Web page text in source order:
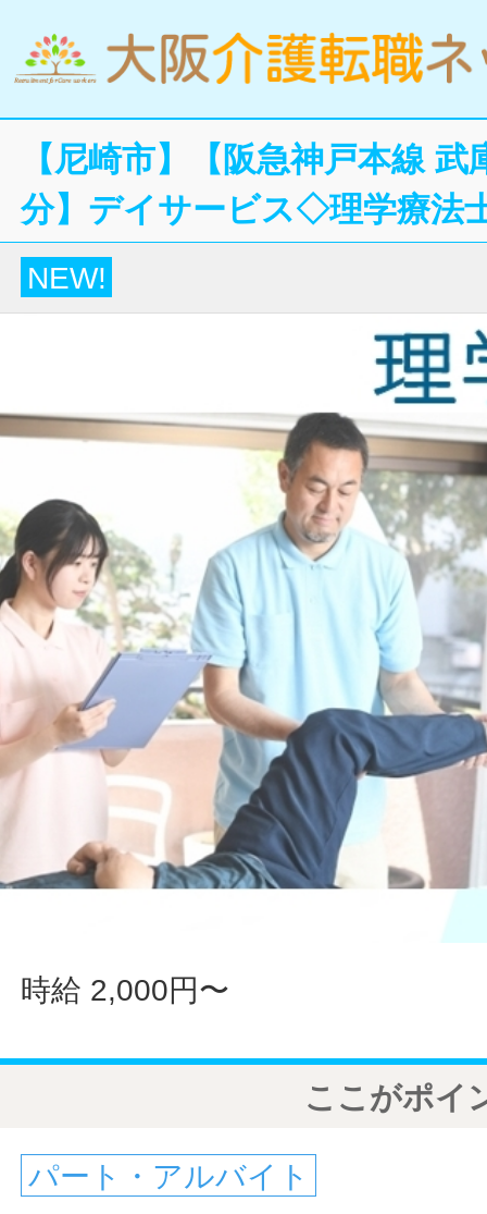
【尼崎市】【阪急神戸本線
分】デイサービス◇理学療法
NEW!
時給 2,000円〜
ここがポイ
パート・アルバイト